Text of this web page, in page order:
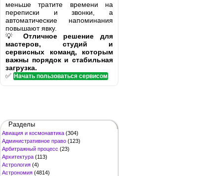
меньше тратите времени на
переписки и звонки, а
автоматические напоминания
повышают явку.
💡 Отличное решение для
мастеров, студий и
сервисных команд, которым
важны порядок и стабильная
загрузка.
✅ Начать пользоваться сервисом
Разделы
Авиация и космонавтика (304)
Административное право (123)
Арбитражный процесс (23)
Архитектура (113)
Астрология (4)
Астрономия (4814)